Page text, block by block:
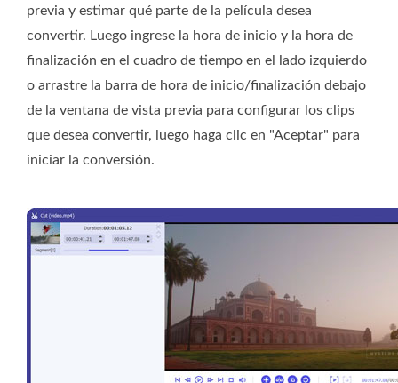
previa y estimar qué parte de la película desea
convertir. Luego ingrese la hora de inicio y la hora de
finalización en el cuadro de tiempo en el lado izquierdo
o arrastre la barra de hora de inicio/finalización debajo
de la ventana de vista previa para configurar los clips
que desea convertir, luego haga clic en "Aceptar" para
iniciar la conversión.